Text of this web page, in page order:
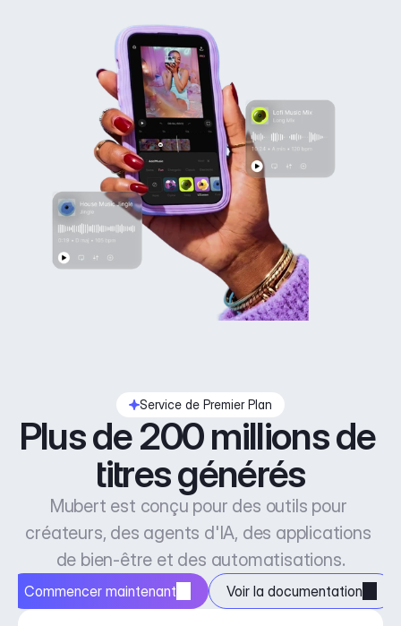
Service de Premier Plan
Plus de 200 millions de
titres générés
Mubert est conçu pour des outils pour
créateurs, des agents d'IA, des applications
de bien-être et des automatisations.
Commencer maintenant Voir la documentation